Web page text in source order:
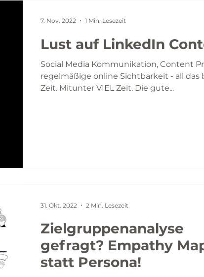
Lust auf LinkedIn
Social Media Kommunikation, Content
regelmäßige online Sichtbarkeit - all das
Zeit. Mitunter VIEL Zeit. Die gute...
7. Nov. 2022 1 Min. Lesezeit
Zielgruppenanalyse
gefragt? Empathy
statt Persona!
31. Okt. 2022 2 Min. Lesezeit